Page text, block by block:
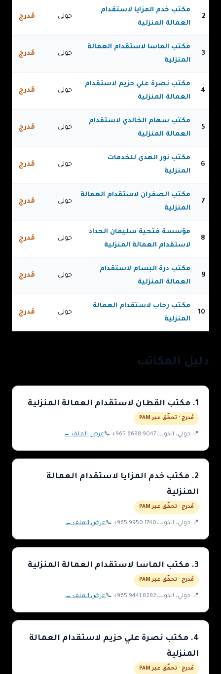
2
مكتب خدم المزايا لاستقدام
العمالة المنزلية
حولي مُدرج
3
مكتب الماسا لاستقدام العمالة
المنزلية
حولي مُدرج
4
مكتب نصرة علي حزيم لاستقدام
العمالة المنزلية
حولي مُدرج
5
مكتب سهام الخالدي لاستقدام
العمالة المنزلية
حولي مُدرج
6
مكتب نور الهدى للخدمات
المنزلية
حولي مُدرج
7
مكتب الصفران لاستقدام العمالة
المنزلية
حولي مُدرج
8
مؤسسة فتحية سليمان الحداد
لاستقدام العمالة المنزلية
حولي مُدرج
9
مكتب درة البسام لاستقدام
العمالة المنزلية
حولي مُدرج
10
مكتب رحاب لاستقدام العمالة
المنزلية
حولي مُدرج
دليل المكاتب
1
. مكتب القطان لاستقدام العمالة المنزلية
مُدرج · تحقّق عبر PAM
📍 حولي، الكويت 📞 +965 6688 9047 عرض الملف ←
2
. مكتب خدم المزايا لاستقدام العمالة
المنزلية
مُدرج · تحقّق عبر PAM
📍 حولي، الكويت 📞 +965 9950 1740 عرض الملف ←
3
. مكتب الماسا لاستقدام العمالة المنزلية
مُدرج · تحقّق عبر PAM
📍 حولي، الكويت 📞 +965 9441 8282 عرض الملف ←
4
. مكتب نصرة علي حزيم لاستقدام العمالة
المنزلية
مُدرج · تحقّق عبر PAM